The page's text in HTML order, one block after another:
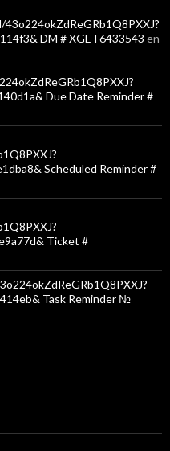
DM # XGET6433543 en
Due Date Reminder #
Scheduled Reminder #
Ticket #
Task Reminder №